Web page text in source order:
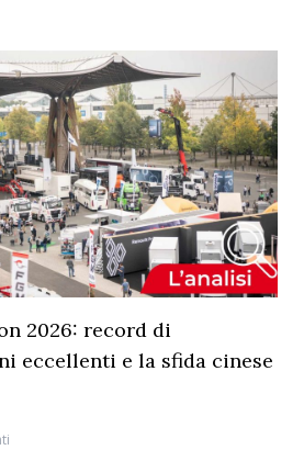
2026: record di
eccellenti e la sfida cinese